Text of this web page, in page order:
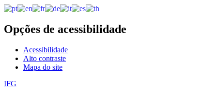
Opções de acessibilidade
Acessibilidade
Alto contraste
Mapa do site
IFG